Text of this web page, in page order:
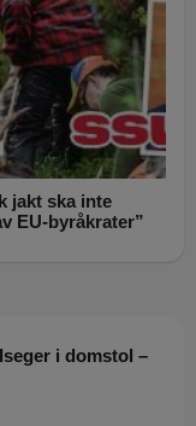
jakt ska inte
EU-byråkrater”
i domstol –